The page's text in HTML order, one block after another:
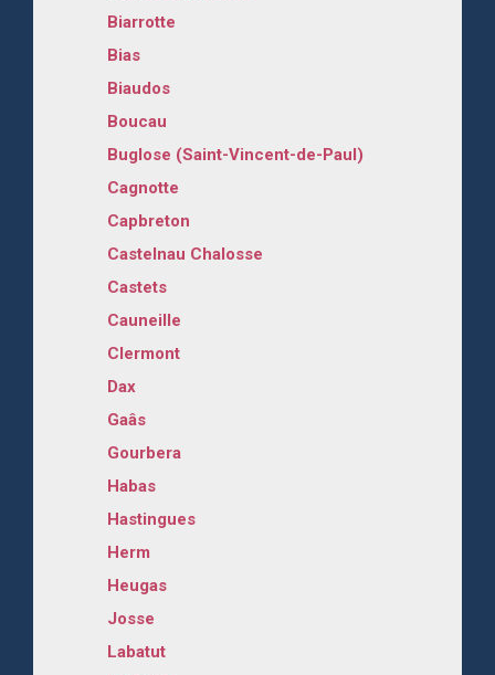
Biarrotte
Bias
Biaudos
Boucau
Buglose (Saint-Vincent-de-Paul)
Cagnotte
Capbreton
Castelnau Chalosse
Castets
Cauneille
Clermont
Dax
Gaâs
Gourbera
Habas
Hastingues
Herm
Heugas
Josse
Labatut